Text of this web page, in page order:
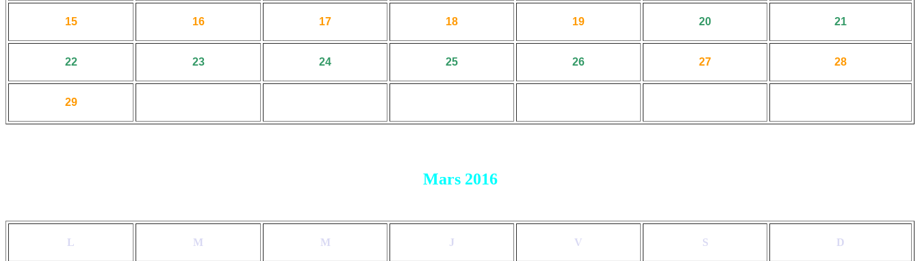
15 16 17 18 19 20 21
22 23 24 25 26 27 28
29
Mars 2016
L M M J V S D